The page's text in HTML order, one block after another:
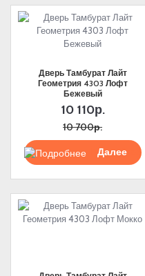
Дверь Тамбурат Лайт
Геометрия 4303 Лофт
Бежевый
10 110р.
10 700р.
Подробнее